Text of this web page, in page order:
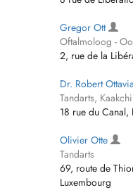
Gregor Ott
Oftalmoloog -
2, rue de la
Dr. Robert
Tandarts,
18 rue du Canal,
Olivier Otte
Tandarts
69, route de
Luxembourg